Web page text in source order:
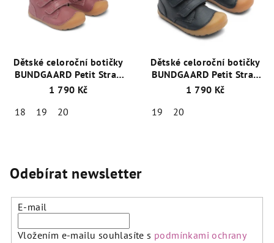
Dětské celoroční botičky
BUNDGAARD Petit Strap
BG101068-726 Tmavě
1 790 Kč
18
19 20
Dětské celoroční botičky
BUNDGAARD Petit Strap
BG101068-512 S Navy
1 790 Kč
19
20
Odebírat newsletter
E-mail
Vložením e-mailu souhlasíte s podmínkami ochrany